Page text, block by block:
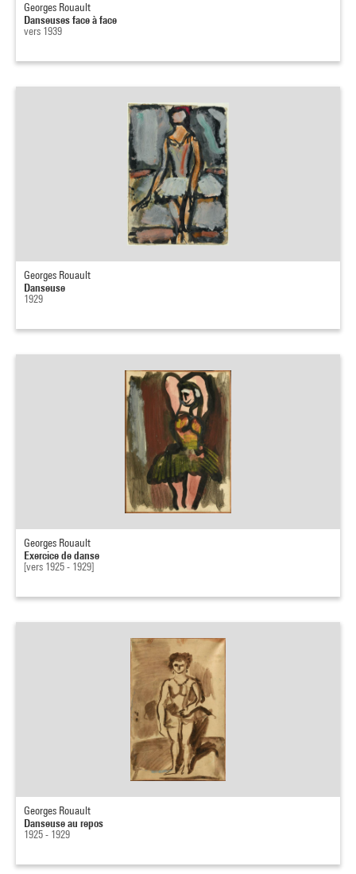
Georges Rouault
Danseuses face à face
vers 1939
Georges Rouault
Danseuse
1929
Georges Rouault
Exercice de danse
[vers 1925 - 1929]
Georges Rouault
Danseuse au repos
1925 - 1929